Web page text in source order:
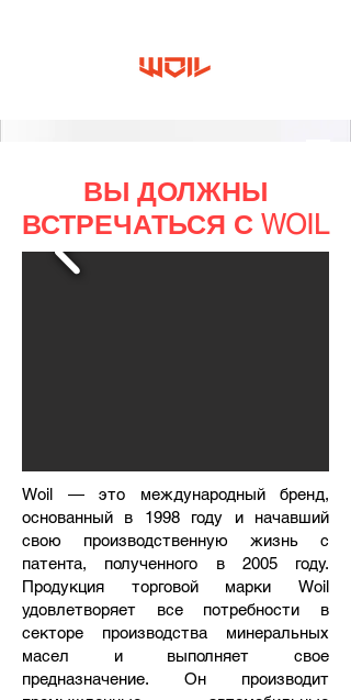
ВЫ ДОЛЖНЫ
ВСТРЕЧАТЬСЯ С WOIL
Woil — это международный бренд,
основанный в 1998 году и начавший
свою производственную жизнь с
патента, полученного в 2005 году.
Продукция торговой марки Woil
удовлетворяет все потребности в
секторе производства минеральных
масел и выполняет свое
предназначение. Он производит